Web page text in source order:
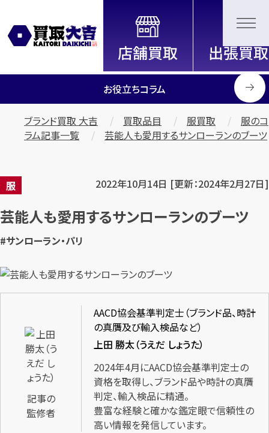
全国2200店舗以上展開中！
信頼と実績の買取専門店「買取大
吉」
お役立ちコラム
ブランド買取 大吉 買取品目 服買取
服のコ
ラム記事一覧
芸能人も愛用するサンローランのブーツ
服 2022年10月14日 [更新：2024年2月27日]
芸能人も愛用するサンローランのブーツ
#サンローラン・パリ
記事の
監修者
AACD協会基準判定士（ブランド品、時計
の真贋及び輸入検品など）
上田 勝太（うえだ しょうた）
2024年4月にAACD協会基準判定士の
資格を取得し、ブランド品や時計の真贋
判定、輸入検品に精通。
豊富な経験と確かな鑑定眼で信頼性の
高い情報を発信しています。